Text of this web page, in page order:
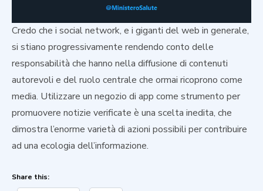
Credo che i social network, e i giganti del web in generale,
si stiano progressivamente rendendo conto delle
responsabilità che hanno nella diffusione di contenuti
autorevoli e del ruolo centrale che ormai ricoprono come
media. Utilizzare un negozio di app come strumento per
promuovere notizie verificate è una scelta inedita, che
dimostra l’enorme varietà di azioni possibili per contribuire
ad una ecologia dell’informazione.
Share this: